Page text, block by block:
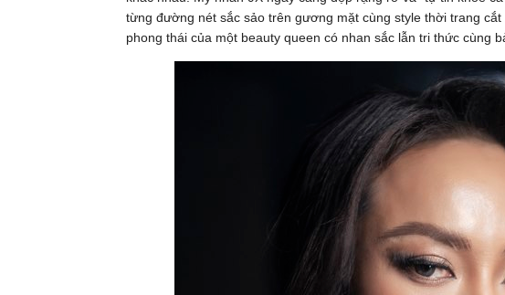
từng đường nét sắc sảo trên gương mặt cùng style thời trang
phong thái của một beauty queen có nhan sắc lẫn tri thức cùng